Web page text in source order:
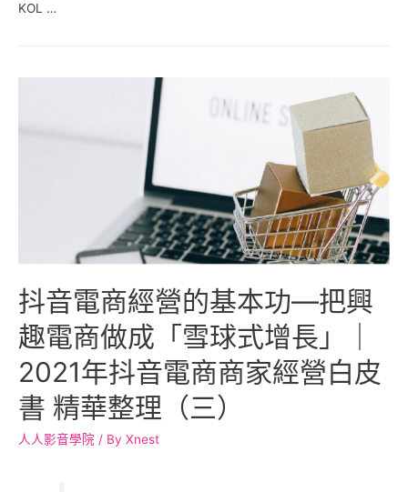
KOL …
抖音電商經營的基本功—把興
趣電商做成「雪球式增長」｜
2021年抖音電商商家經營白皮
書 精華整理（三）
人人影音學院 / By Xnest